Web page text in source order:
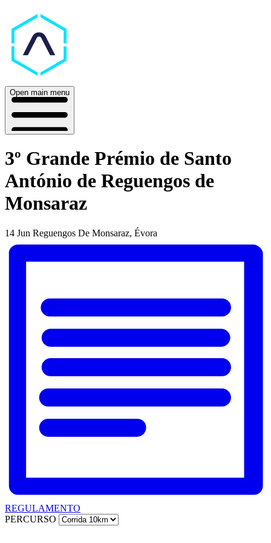
Open main menu
3º Grande Prémio de Santo
António de Reguengos de
Monsaraz
14 Jun Reguengos De Monsaraz, Évora
REGULAMENTO
PERCURSO